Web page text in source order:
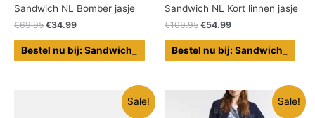
Sandwich NL Bomber jasje
€69.95 €34.99
Bestel nu bij: Sandwich_
Sandwich NL Kort linnen jasje
€109.95 €54.99
Bestel nu bij: Sandwich_
Sale! Sale!